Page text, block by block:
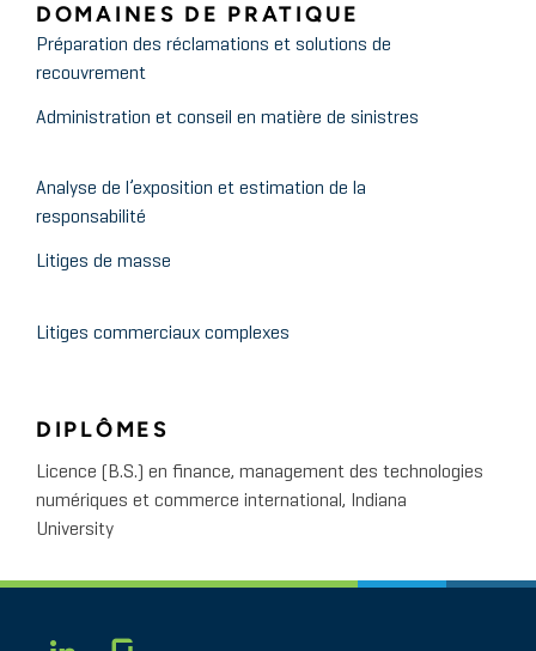
DOMAINES DE PRATIQUE
Préparation des réclamations et solutions de
recouvrement
Administration et conseil en matière de sinistres
Analyse de l’exposition et estimation de la
responsabilité
Litiges de masse
Litiges commerciaux complexes
DIPLÔMES
Licence (B.S.) en finance, management des technologies
numériques et commerce international, Indiana
University